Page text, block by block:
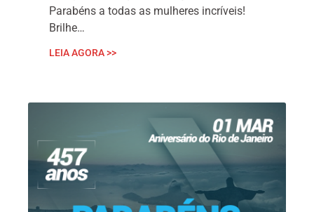
Parabéns a todas as mulheres incríveis!
Brilhe…
LEIA AGORA >>